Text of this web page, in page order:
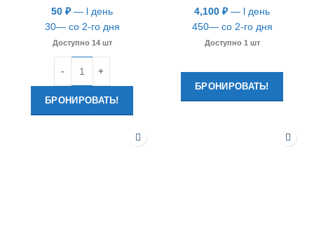
50 ₽— l день
30— со 2-го дня
Доступно 14 шт
БРОНИРОВАТЬ!
4,100 ₽— l день
450— со 2-го дня
Доступно 1 шт
БРОНИРОВАТЬ!